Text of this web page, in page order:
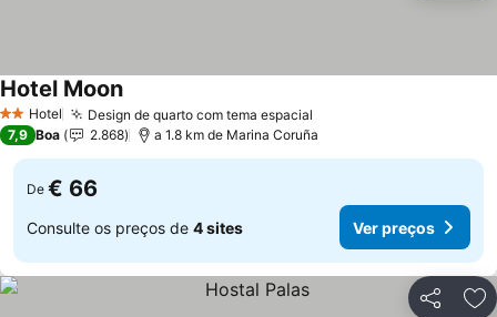
2 Estrelas
Hotel Design de quarto com tema espacial
Hotel Moon
7,9 Boa 2.868 a 1.8 km de Marina Coruña
De € 66
Consulte os preços de 4 sites Ver preços
Partilhar